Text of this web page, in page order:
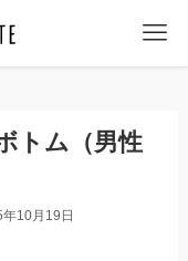
トム（男性
10月19日